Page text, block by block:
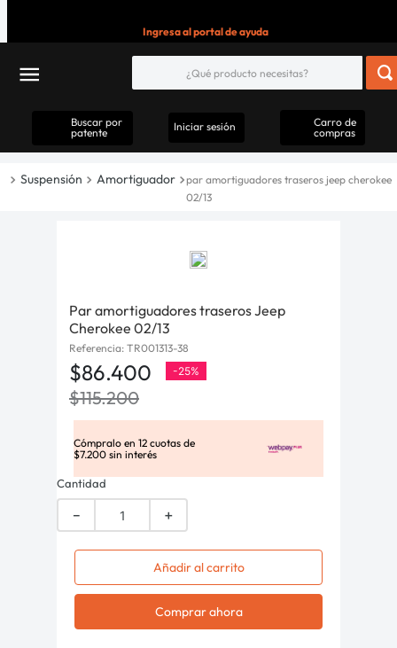
Ingresa al portal de ayuda
Buscar por
patente
Iniciar sesión
Carro de
compras
Suspensión Amortiguador
par amortiguadores traseros jeep cherokee
02/13
Par amortiguadores traseros Jeep
Cherokee 02/13
Referencia: TR001313-38
$86.400 -25%
$115.200
Cómpralo en 12 cuotas de
$7.200 sin interés
Cantidad
＋
－
Añadir al carrito
Comprar ahora